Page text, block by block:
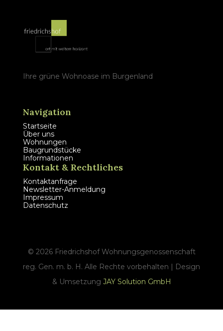
Ihre grüne Wohnoase im Burgenland
Navigation
Startseite
Über uns
Wohnungen
Baugrundstücke
Informationen
Kontakt & Rechtliches
Kontaktanfrage
Newsletter-Anmeldung
Impressum
Datenschutz
© 2026Friedrichshof Wohnungsgenossenschaft
reg. Gen. m. b. H. Alle Rechte vorbehalten | Design
& Umsetzung JAY Solution GmbH